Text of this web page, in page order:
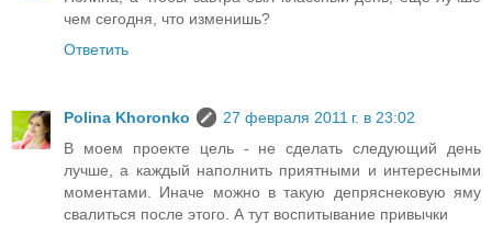
чем сегодня, что изменишь?
Ответить
Polina Khoronko
27 февраля 2011 г. в 23:02
В моем проекте цель - не сделать следующий день
лучше, а каждый наполнить приятными и интересными
моментами. Иначе можно в такую депряснековую яму
свалиться после этого. А тут воспитывание привычки